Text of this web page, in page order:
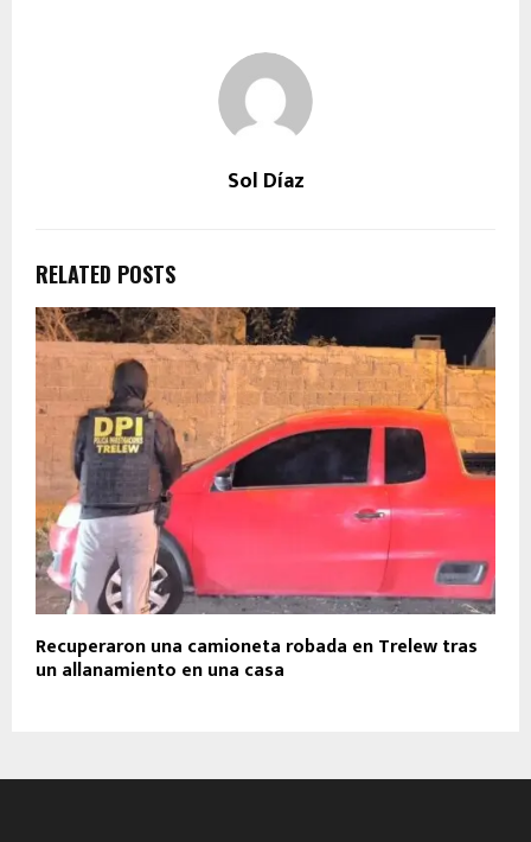
Sol Díaz
RELATED POSTS
Recuperaron una camioneta robada en Trelew tras
un allanamiento en una casa